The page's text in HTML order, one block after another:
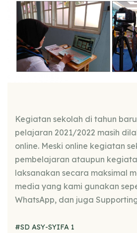
Kegiatan sekolah di tahun
pelajaran 2021/2022 masih
online. Meski online kegiatan
pembelajaran ataupun
laksanakan secara maksimal
media yang kami gunakan
WhatsApp, dan juga
#SD ASY-SYIFA 1